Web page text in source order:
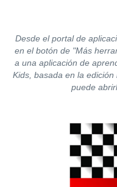
Desde el portal de
en el botón de "Más
a una aplicación de
Kids, basada en la edición
puede